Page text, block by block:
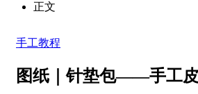
正文
手工教程
图纸｜针垫包——手工